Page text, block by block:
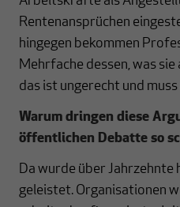
Rentenansprüchen
hingegen bekommen
Mehrfache dessen, was
das ist ungerecht und
Warum dringen diese
öffentlichen Debatte so
Da wurde über Jahrzehnte
geleistet. Organisationen